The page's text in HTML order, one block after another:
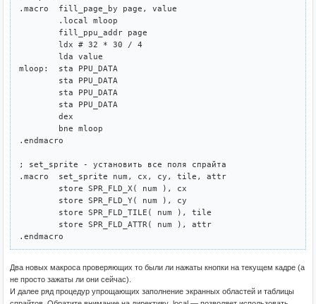
.macro	fill_page_by page, value
mloop:	sta PPU_DATA
.endmacro
; set_sprite - установить все поля спрайта
.macro	set_sprite num, cx, cy, tile, attr
Два новых макроса проверяющих то были ли нажаты кнопки на текущем кадре (а
не просто зажаты ли они сейчас).
И далее ряд процедур упрощающих заполнение экранных областей и таблицы